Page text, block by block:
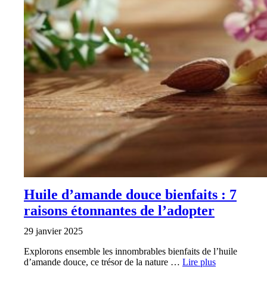
Huile d’amande douce bienfaits : 7
raisons étonnantes de l’adopter
29 janvier 2025
Explorons ensemble les innombrables bienfaits de l’huile
d’amande douce, ce trésor de la nature … Lire plus